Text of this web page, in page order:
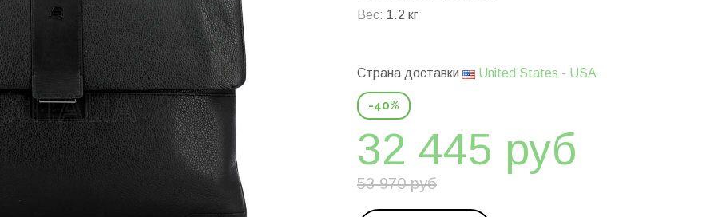
Вес: 1.2 кг
Страна доставки United States - USA
-40%
32 445 руб
53 970 руб